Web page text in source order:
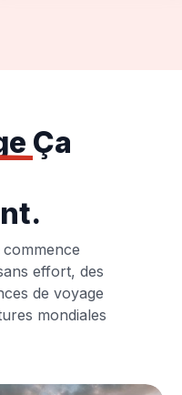
Ça
effort, des
de voyage
mondiales